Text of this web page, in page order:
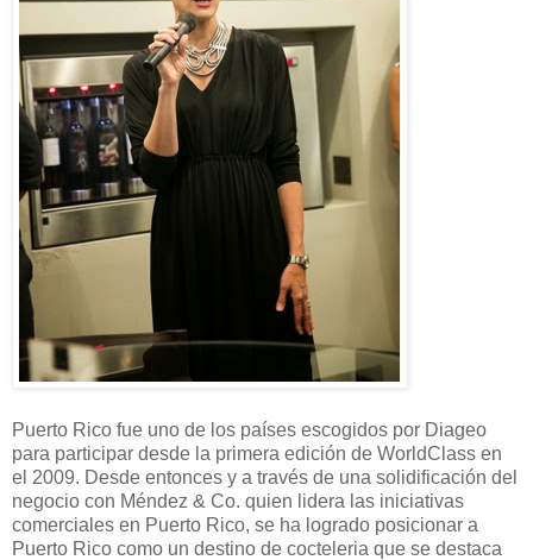
Puerto Rico fue uno de los países escogidos por Diageo
para participar desde la primera edición de WorldClass en
el 2009. Desde entonces y a través de una solidificación del
negocio con Méndez & Co. quien lidera las iniciativas
comerciales en Puerto Rico, se ha logrado posicionar a
Puerto Rico como un destino de cocteleria que se destaca